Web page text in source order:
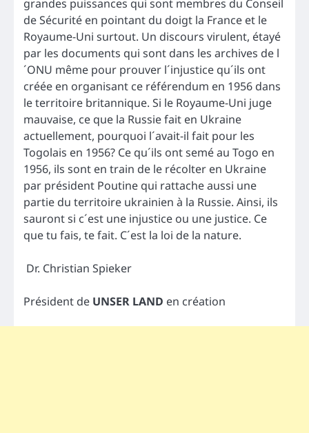
grandes puissances qui sont membres du Conseil
de Sécurité en pointant du doigt la France et le
Royaume-Uni surtout. Un discours virulent, étayé
par les documents qui sont dans les archives de l
´ONU même pour prouver l´injustice qu´ils ont
créée en organisant ce référendum en 1956 dans
le territoire britannique. Si le Royaume-Uni juge
mauvaise, ce que la Russie fait en Ukraine
actuellement, pourquoi l´avait-il fait pour les
Togolais en 1956? Ce qu´ils ont semé au Togo en
1956, ils sont en train de le récolter en Ukraine
par président Poutine qui rattache aussi une
partie du territoire ukrainien à la Russie. Ainsi, ils
sauront si c´est une injustice ou une justice. Ce
que tu fais, te fait. C´est la loi de la nature.
Dr. Christian Spieker
Président de UNSER LAND en création